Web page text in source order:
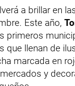
a brillar en
Este año,
primeros
que llenan de
marcada en
y